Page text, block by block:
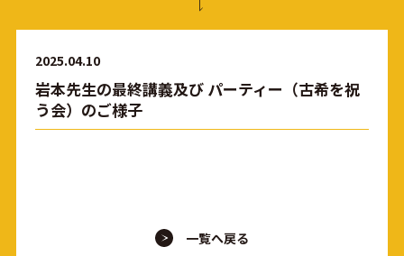
2025.04.10
岩本先生の最終講義及び パーティー（古希を祝
う会）のご様子
一覧へ戻る